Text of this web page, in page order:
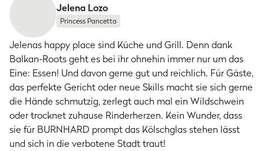
Jelena Lozo
Princess Pancetta
Jelenas happy place sind Küche und Grill. Denn dank
Balkan-Roots geht es bei ihr ohnehin immer nur um das
Eine: Essen! Und davon gerne gut und reichlich. Für Gäste,
das perfekte Gericht oder neue Skills macht sie sich gerne
die Hände schmutzig, zerlegt auch mal ein Wildschwein
oder trocknet zuhause Rinderherzen. Kein Wunder, dass
sie für BURNHARD prompt das Kölschglas stehen lässt
und sich in die verbotene Stadt traut!